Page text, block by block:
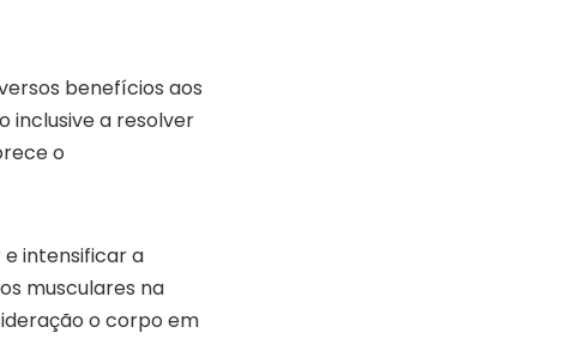
benefícios aos
inclusive a resolver
o
e intensificar a
musculares na
o corpo em